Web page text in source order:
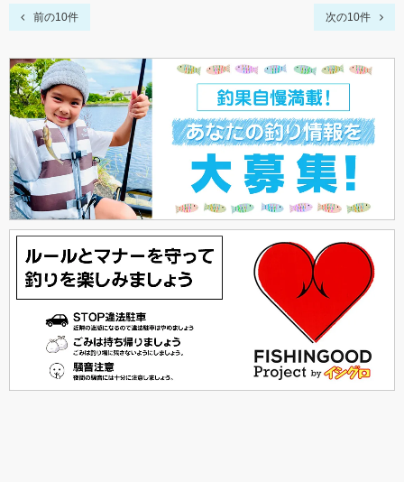
前の10件 次の10件